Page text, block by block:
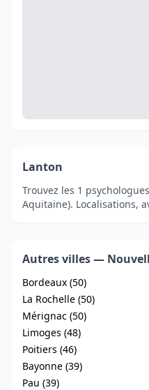
Lanton
Trouvez les 1
Aquitaine). Localisations,
Autres villes —
Bordeaux (50)
La Rochelle (50)
Mérignac (50)
Limoges (48)
Poitiers (46)
Bayonne (39)
Pau (39)